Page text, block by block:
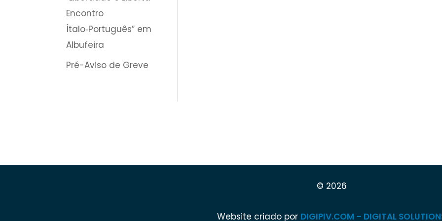
Encontro
Ítalo‑Português” em
Albufeira
Pré-Aviso de Greve
© 2026
Website criado por DIGIPIV.COM – DIGITAL